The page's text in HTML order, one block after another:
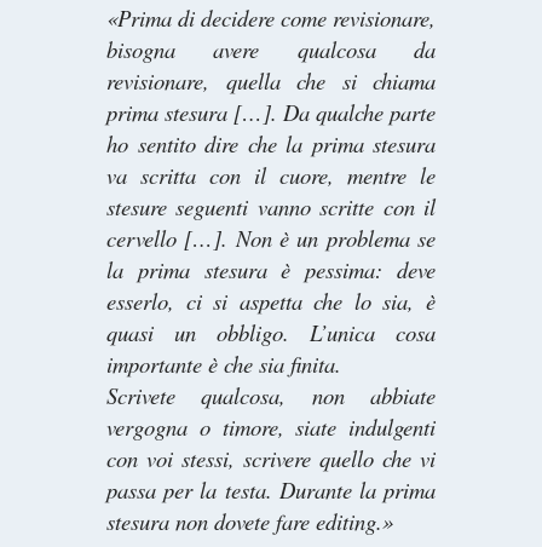
«Prima di decidere come revisionare,
bisogna avere qualcosa da
revisionare, quella che si chiama
prima stesura […]. Da qualche parte
ho sentito dire che la prima stesura
va scritta con il cuore, mentre le
stesure seguenti vanno scritte con il
cervello […]. Non è un problema se
la prima stesura è pessima: deve
esserlo, ci si aspetta che lo sia, è
quasi un obbligo. L’unica cosa
importante è che sia finita.
Scrivete qualcosa, non abbiate
vergogna o timore, siate indulgenti
con voi stessi, scrivere quello che vi
passa per la testa. Durante la prima
stesura non dovete fare editing.»